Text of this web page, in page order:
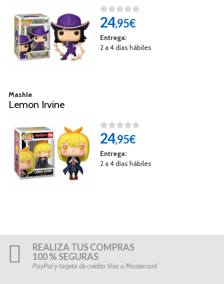
24,95€
Entrega:
2 a 4 días hábiles
Mashle
Lemon Irvine
24,95€
Entrega:
2 a 4 días hábiles
REALIZA TUS COMPRAS
100 % SEGURAS
PayPal y tarjeta de crédito Visa o Mastercard